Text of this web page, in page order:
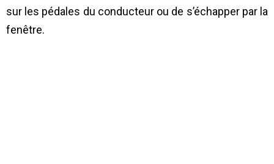
sur les pédales du conducteur ou de s’échapper par la
fenêtre.